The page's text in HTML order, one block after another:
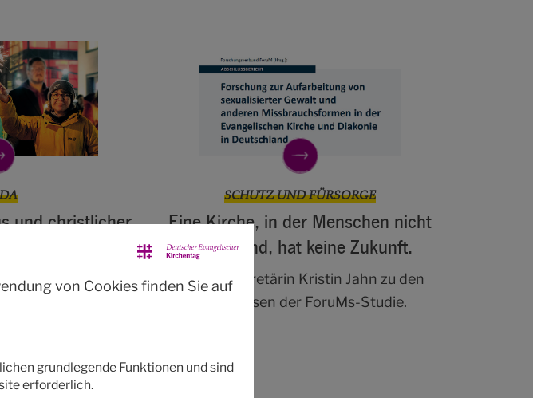
und christlicher
sich an
in Fulda.
SCHUTZ UND FÜRSORGE
Eine Kirche, in der Menschen nicht
sicher sind, hat keine Zukunft.
Generalsekretärin Kristin Jahn zu den
Ergebnissen der ForuMs-Studie.
von Cookies finden Sie auf
grundlegende Funktionen und sind
erforderlich.